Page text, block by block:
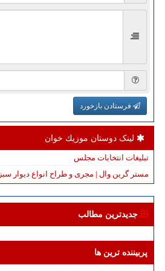
فرستادن بازخورد
لینک دوستان موزیك خوان
تبلیغات انتخابات مجلس
مستر گرین وال | مجری و طراح انواع دیوار سبز
جدیدترین مطالب
پربیننده ترین ها